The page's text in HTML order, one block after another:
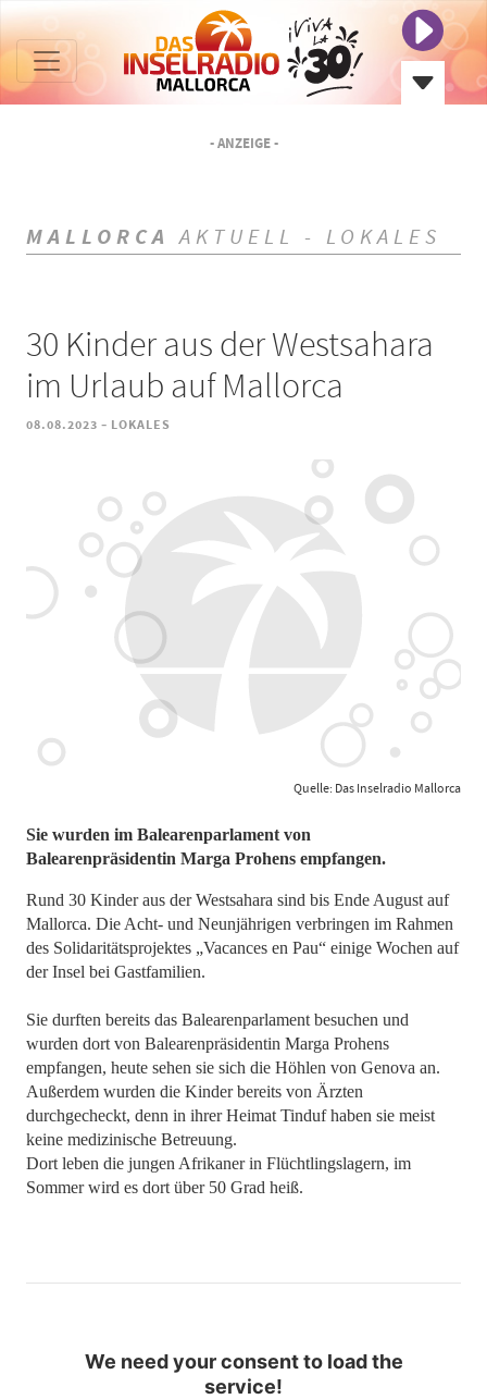
- ANZEIGE -
MALLORCA AKTUELL - LOKALES
30 Kinder aus der Westsahara
im Urlaub auf Mallorca
08.08.2023 - LOKALES
Quelle: Das Inselradio Mallorca
Sie wurden im Balearenparlament von
Balearenpräsidentin Marga Prohens empfangen.
Rund 30 Kinder aus der Westsahara sind bis Ende August auf
Mallorca. Die Acht- und Neunjährigen verbringen im Rahmen
des Solidaritätsprojektes „Vacances en Pau“ einige Wochen auf
der Insel bei Gastfamilien.
Sie durften bereits das Balearenparlament besuchen und
wurden dort von Balearenpräsidentin Marga Prohens
empfangen, heute sehen sie sich die Höhlen von Genova an.
Außerdem wurden die Kinder bereits von Ärzten
durchgecheckt, denn in ihrer Heimat Tinduf haben sie meist
keine medizinische Betreuung.
Dort leben die jungen Afrikaner in Flüchtlingslagern, im
Sommer wird es dort über 50 Grad heiß.
We need your consent to load the
service!